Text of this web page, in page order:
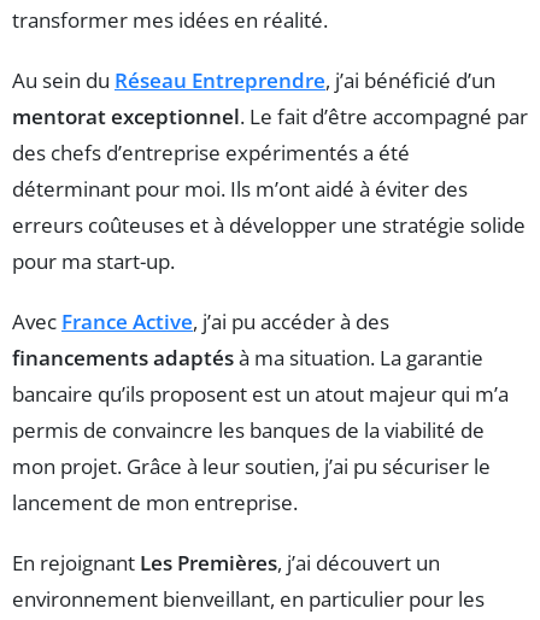
transformer mes idées en réalité.
Au sein du Réseau Entreprendre, j’ai bénéficié d’un
mentorat exceptionnel. Le fait d’être accompagné par
des chefs d’entreprise expérimentés a été
déterminant pour moi. Ils m’ont aidé à éviter des
erreurs coûteuses et à développer une stratégie solide
pour ma start-up.
Avec France Active, j’ai pu accéder à des
financements adaptésà ma situation. La garantie
bancaire qu’ils proposent est un atout majeur qui m’a
permis de convaincre les banques de la viabilité de
mon projet. Grâce à leur soutien, j’ai pu sécuriser le
lancement de mon entreprise.
En rejoignant Les Premières, j’ai découvert un
environnement bienveillant, en particulier pour les